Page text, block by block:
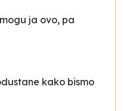
ja ovo, pa
kako bismo